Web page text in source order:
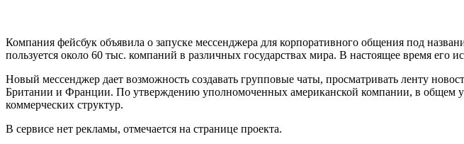
Компания фейсбук объявила о запуске мессенджера для корпоративного общения под
пользуется около 60 тыс. компаний в различных государствах мира. В настоящее время его
Новый мессенджер дает возможность создавать групповые чаты, просматривать ленту
Британии и Франции. По утверждению уполномоченных американской компании, в общем
коммерческих структур.
В сервисе нет рекламы, отмечается на странице проекта.